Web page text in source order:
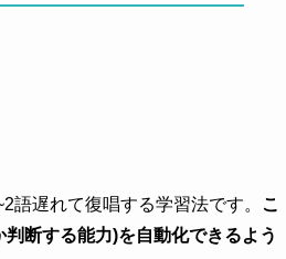
語遅れて復唱する学習法です。 こ
断する能力)を自動化できるよう